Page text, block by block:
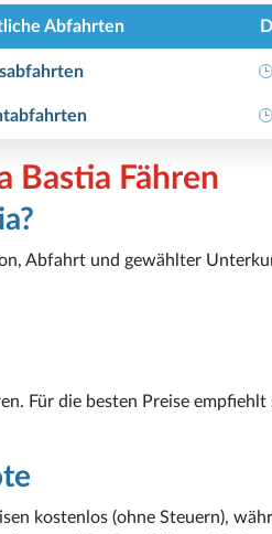
Abfahrten
Bastia Fähren
Abfahrt und gewählter
Für die besten Preise
kostenlos (ohne Steuern),